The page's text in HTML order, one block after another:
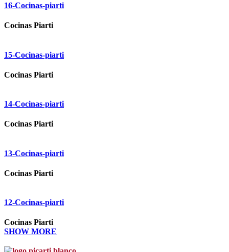
16-Cocinas-piarti
Cocinas Piarti
15-Cocinas-piarti
Cocinas Piarti
14-Cocinas-piarti
Cocinas Piarti
13-Cocinas-piarti
Cocinas Piarti
12-Cocinas-piarti
Cocinas Piarti
SHOW MORE